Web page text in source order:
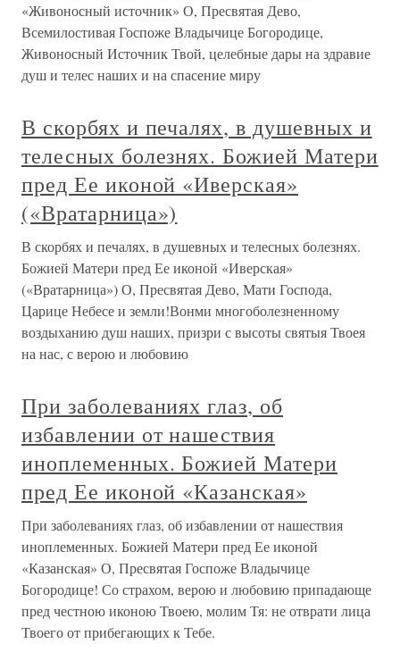
«Живоносный источник» О, Пресвятая Дево,
Всемилостивая Госпоже Владычице Богородице,
Живоносный Источник Твой, целебные дары на здравие
душ и телес наших и на спасение миру
В скорбях и печалях, в душевных и
телесных болезнях. Божией Матери
пред Ее иконой «Иверская»
(«Вратарница»)
В скорбях и печалях, в душевных и телесных болезнях.
Божией Матери пред Ее иконой «Иверская»
(«Вратарница») О, Пресвятая Дево, Мати Господа,
Царице Небесе и земли!Вонми многоболезненному
воздыханию душ наших, призри с высоты святыя Твоея
на нас, с верою и любовию
При заболеваниях глаз, об
избавлении от нашествия
иноплеменных. Божией Матери
пред Ее иконой «Казанская»
При заболеваниях глаз, об избавлении от нашествия
иноплеменных. Божией Матери пред Ее иконой
«Казанская» О, Пресвятая Госпоже Владычице
Богородице! Со страхом, верою и любовию припадающе
пред честною иконою Твоею, молим Тя: не отврати лица
Твоего от прибегающих к Тебе.